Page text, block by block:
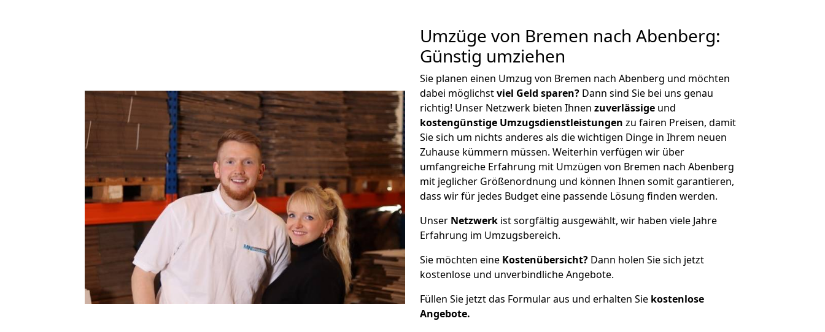
Umzüge von Bremen nach Abenberg:
Günstig umziehen
Sie planen einen Umzug von Bremen nach Abenberg und möchten
dabei möglichstviel Geld sparen? Dann sind Sie bei uns genau
richtig! Unser Netzwerk bieten Ihnen zuverlässige und
kostengünstige Umzugsdienstleistungen zu fairen Preisen, damit
Sie sich um nichts anderes als die wichtigen Dinge in Ihrem neuen
Zuhause kümmern müssen. Weiterhin verfügen wir über
umfangreiche Erfahrung mit Umzügen von Bremen nach Abenberg
mit jeglicher Größenordnung und können Ihnen somit garantieren,
dass wir für jedes Budget eine passende Lösung finden werden.
Unser Netzwerk ist sorgfältig ausgewählt, wir haben viele Jahre
Erfahrung im Umzugsbereich.
Sie möchten eine Kostenübersicht? Dann holen Sie sich jetzt
kostenlose und unverbindliche Angebote.
Füllen Sie jetzt das Formular aus und erhalten Sie kostenlose
Angebote.